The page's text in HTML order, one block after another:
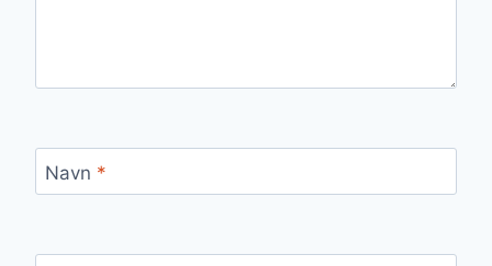
Navn *